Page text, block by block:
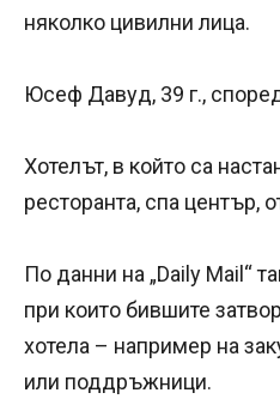
няколко цивилни лица.
Юсеф Давуд, 39 г.,
Хотелът, в който са
ресторанта, спа център,
По данни на „Daily Mail“
при които бившите
хотела – например на
или поддръжници.